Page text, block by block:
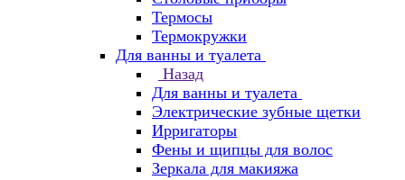
Термосы
Термокружки
Для ванны и туалета
Назад
Для ванны и туалета
Электрические зубные щетки
Ирригаторы
Фены и щипцы для волос
Зеркала для макияжа